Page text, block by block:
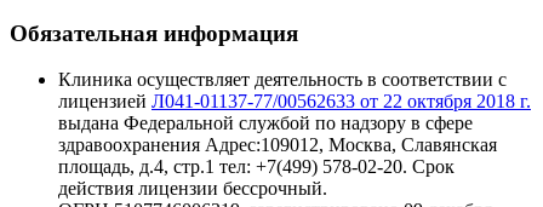
Обязательная информация
Клиника осуществляет деятельность в соответствии с
лицензией Л041-01137-77/00562633 от 22 октября 2018 г.
выдана Федеральной службой по надзору в сфере
здравоохранения Адрес:109012, Москва, Славянская
площадь, д.4, стр.1 тел: +7(499) 578-02-20. Срок
действия лицензии бессрочный.